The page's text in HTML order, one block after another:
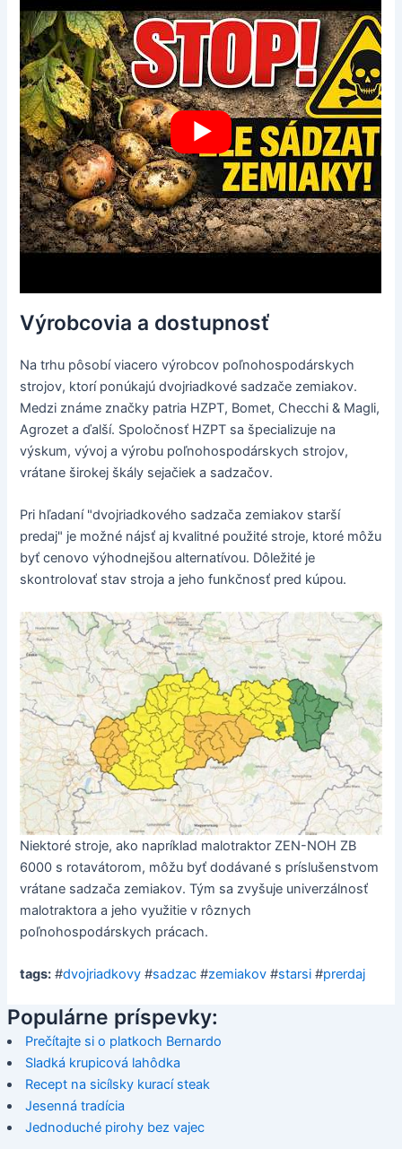
Výrobcovia a dostupnosť
Na trhu pôsobí viacero výrobcov poľnohospodárskych
strojov, ktorí ponúkajú dvojriadkové sadzače zemiakov.
Medzi známe značky patria HZPT, Bomet, Checchi & Magli,
Agrozet a ďalší. Spoločnosť HZPT sa špecializuje na
výskum, vývoj a výrobu poľnohospodárskych strojov,
vrátane širokej škály sejačiek a sadzačov.
Pri hľadaní "dvojriadkového sadzača zemiakov starší
predaj" je možné nájsť aj kvalitné použité stroje, ktoré môžu
byť cenovo výhodnejšou alternatívou. Dôležité je
skontrolovať stav stroja a jeho funkčnosť pred kúpou.
Niektoré stroje, ako napríklad malotraktor ZEN-NOH ZB
6000 s rotavátorom, môžu byť dodávané s príslušenstvom
vrátane sadzača zemiakov. Tým sa zvyšuje univerzálnosť
malotraktora a jeho využitie v rôznych
poľnohospodárskych prácach.
tags: #dvojriadkovy #sadzac #zemiakov #starsi #prerdaj
Populárne príspevky:
Prečítajte si o platkoch Bernardo
Sladká krupicová lahôdka
Recept na sicílsky kurací steak
Jesenná tradícia
Jednoduché pirohy bez vajec